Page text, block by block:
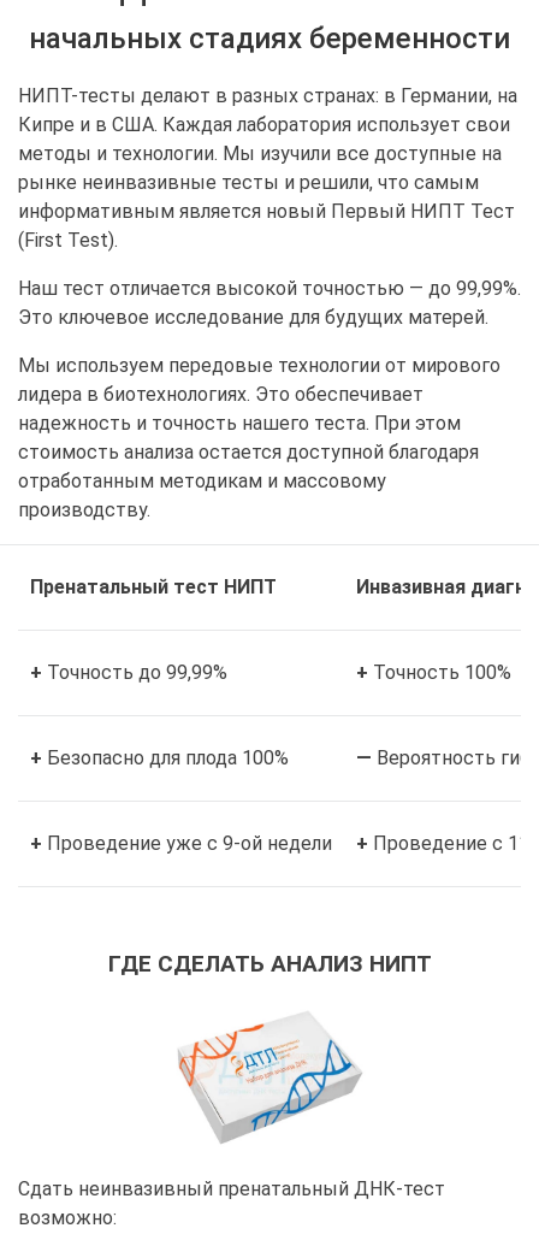
начальных стадиях беременности
НИПТ-тесты делают в разных странах: в Германии, на
Кипре и в США. Каждая лаборатория использует свои
методы и технологии. Мы изучили все доступные на
рынке неинвазивные тесты и решили, что самым
информативным является новый Первый НИПТ Тест
(First Test).
Наш тест отличается высокой точностью — до 99,99%.
Это ключевое исследование для будущих матерей.
Мы используем передовые технологии от мирового
лидера в биотехнологиях. Это обеспечивает
надежность и точность нашего теста. При этом
стоимость анализа остается доступной благодаря
отработанным методикам и массовому
производству.
Пренатальный тест НИПТ Инвазивная
+ Точность до 99,99% + Точность 100%
+ Безопасно для плода 100% — Вероятность
+ Проведение уже с 9-ой недели + Проведение с
ГДЕ СДЕЛАТЬ АНАЛИЗ НИПТ
Сдать неинвазивный пренатальный ДНК-тест
возможно: